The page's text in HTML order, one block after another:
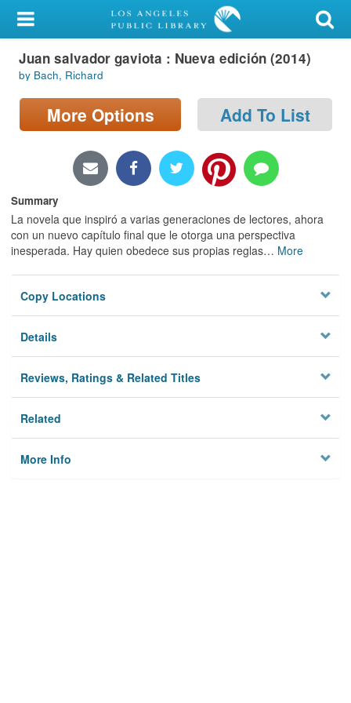
My Account
Library Card
Sign In
Locations/Hours (external
page)
Privacy
Juan salvador gaviota : Nueva edición (2014)
by Bach, Richard
More Options Add To List
Summary
La novela que inspiró a varias generaciones de lectores, ahora
con un nuevo capítulo final que le otorga una perspectiva
inesperada. Hay quien obedece sus propias reglas… More
Copy Locations
Details
Reviews, Ratings & Related Titles
Related
More Info